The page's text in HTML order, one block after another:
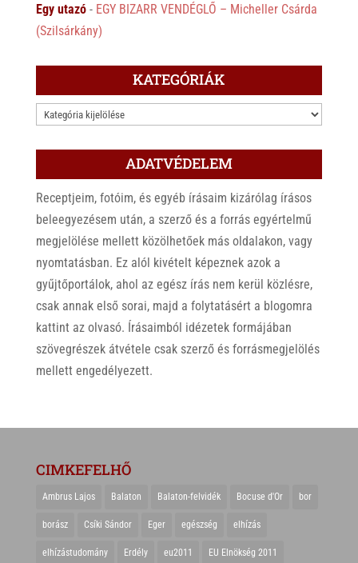
Egy utazó- EGY BIZARR VENDÉGLŐ – Micheller Csárda
(Szilsárkány)
KATEGÓRIÁK
KATEGÓRIÁK
ADATVÉDELEM
Receptjeim, fotóim, és egyéb írásaim kizárólag írásos
beleegyezésem után, a szerző és a forrás egyértelmű
megjelölése mellett közölhetőek más oldalakon, vagy
nyomtatásban. Ez alól kivételt képeznek azok a
gyűjtőportálok, ahol az egész írás nem kerül közlésre,
csak annak első sorai, majd a folytatásért a blogomra
kattint az olvasó. Írásaimból idézetek formájában
szövegrészek átvétele csak szerző és forrásmegjelölés
mellett engedélyezett.
CIMKEFELHŐ
Ambrus Lajos Balaton Balaton-felvidék Bocuse d'Or bor
borász Csíki Sándor Eger egészség elhízás
elhízástudomány Erdély eu2011 EU Elnökség 2011